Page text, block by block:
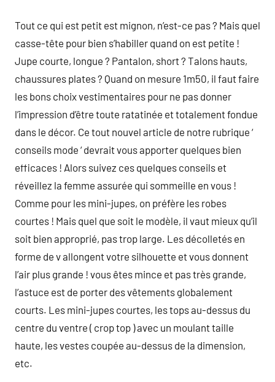
Tout ce qui est petit est mignon, n’est-ce pas ? Mais quel
casse-tête pour bien s’habiller quand on est petite !
Jupe courte, longue ? Pantalon, short ? Talons hauts,
chaussures plates ? Quand on mesure 1m50, il faut faire
les bons choix vestimentaires pour ne pas donner
l’impression d’être toute ratatinée et totalement fondue
dans le décor. Ce tout nouvel article de notre rubrique ‘
conseils mode ‘ devrait vous apporter quelques bien
efficaces ! Alors suivez ces quelques conseils et
réveillez la femme assurée qui sommeille en vous !
Comme pour les mini-jupes, on préfère les robes
courtes ! Mais quel que soit le modèle, il vaut mieux qu’il
soit bien approprié, pas trop large. Les décolletés en
forme de v allongent votre silhouette et vous donnent
l’air plus grande ! vous êtes mince et pas très grande,
l’astuce est de porter des vêtements globalement
courts. Les mini-jupes courtes, les tops au-dessus du
centre du ventre ( crop top ) avec un moulant taille
haute, les vestes coupée au-dessus de la dimension,
etc.